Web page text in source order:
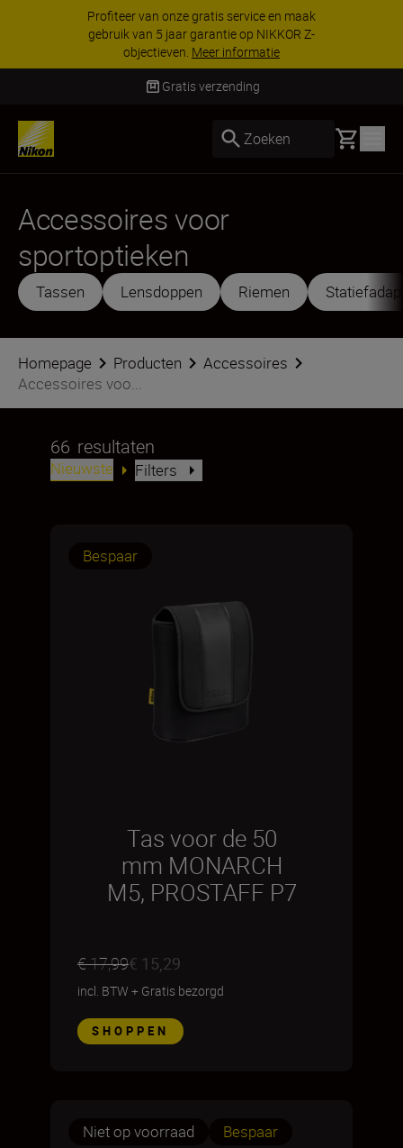
KORTING OP ACCESSOIRES | Bespaar 15% op
geselecteerde accessoires, maak je kit vandaag
nog compleetKoop nu
Gratis verzending
Zoeken Basket
Accessoires voor
sportoptieken
Tassen Lensdoppen Riemen
Homepage Producten
Accessoires
Accessoires voo...
66 resultaten
Nieuwste Filters
Bespaar
Tas voor de 50
mm MONARCH
M5, PROSTAFF P7
€ 17,99€ 15,29
incl. BTW + Gratis bezorgd
SHOPPEN
Niet op voorraad Bespaar